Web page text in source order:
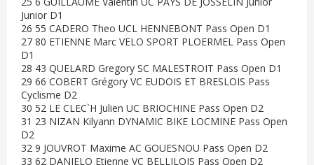
Junior D1
26 55 CADERO Theo UCL HENNEBONT Pass Open D1
27 80 ETIENNE Marc VELO SPORT PLOERMEL Pass Open
D1
28 43 QUELARD Gregory SC MALESTROIT Pass Open D1
29 66 COBERT Grégory VC EUDOIS ET BRESLOIS Pass
Cyclisme D2
30 52 LE CLEC`H Julien UC BRIOCHINE Pass Open D2
31 23 NIZAN Kilyann DYNAMIC BIKE LOCMINE Pass Open
D2
32 9 JOUVROT Maxime AC GOUESNOU Pass Open D2
33 62 DANIELO Etienne VC BELLILOIS Pass Open D2